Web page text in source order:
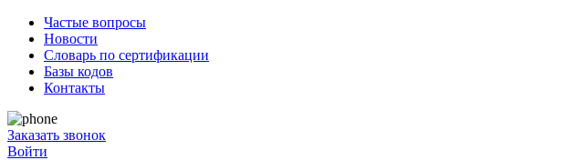
Частые вопросы
Новости
Словарь по сертификации
Базы кодов
Контакты
Заказать звонок
Войти